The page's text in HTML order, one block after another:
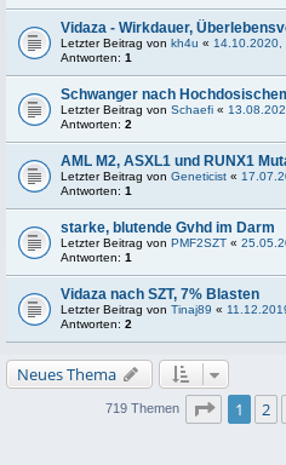
Vidaza - Wirkdauer,
Letzter Beitrag von kh4u « 14.10.2020,
Antworten: 1
Schwanger nach
Letzter Beitrag von Schaefi «
Antworten: 2
AML M2, ASXL1 und RUNX1
Letzter Beitrag von Geneticist «
Antworten: 1
starke, blutende Gvhd im Darm
Letzter Beitrag von PMF2SZT «
Antworten: 1
Vidaza nach SZT, 7% Blasten
Letzter Beitrag von Tinaj89 «
Antworten: 2
Neues Thema
719 Themen Seite
1 2